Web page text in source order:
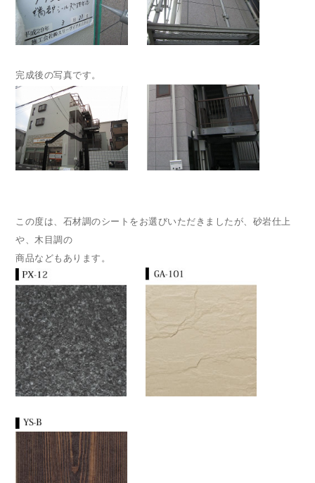
完成後の写真です。
この度は、石材調のシートをお選びいただきましたが、砂岩仕上
や、木目調の
商品などもあります。